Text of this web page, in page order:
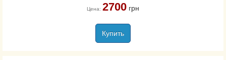
Цена: 2700грн
Купить